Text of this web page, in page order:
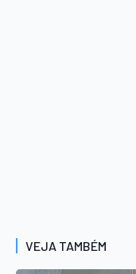
VEJA TAMBÉM